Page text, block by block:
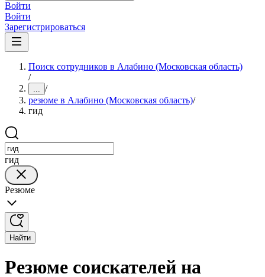
Войти
Войти
Зарегистрироваться
Поиск сотрудников в Алабино (Московская область)
/
... /
резюме в Алабино (Московская область)/
гид
гид
Резюме
Найти
Резюме соискателей на